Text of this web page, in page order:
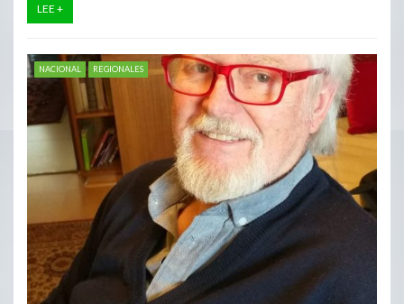
LEE +
NACIONAL REGIONALES